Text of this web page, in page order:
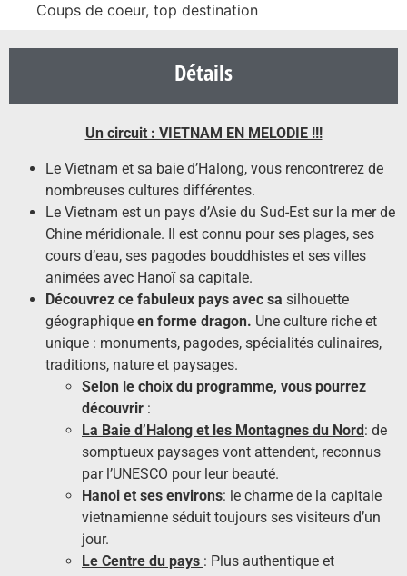
Coups de coeur, top destination
Détails
Un circuit : VIETNAM EN MELODIE !!!
Le Vietnam et sa baie d’Halong, vous rencontrerez de
nombreuses cultures différentes.
Le Vietnam est un pays d’Asie du Sud-Est sur la mer de
Chine méridionale. Il est connu pour ses plages, ses
cours d’eau, ses pagodes bouddhistes et ses villes
animées avec Hanoï sa capitale.
Découvrez ce fabuleux pays avec sa silhouette
géographique en forme dragon. Une culture riche et
unique : monuments, pagodes, spécialités culinaires,
traditions, nature et paysages.
Selon le choix du programme, vous pourrez
découvrir :
La Baie d’Halong et les Montagnes du Nord: de
somptueux paysages vont attendent, reconnus
par l’UNESCO pour leur beauté.
Hanoi et ses environs: le charme de la capitale
vietnamienne séduit toujours ses visiteurs d’un
jour.
Le Centre du pays : Plus authentique et